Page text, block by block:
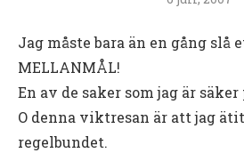
Jag måste bara än en gång slå
MELLANMÅL!
En av de saker som jag är
O denna viktresan är att jag
regelbundet.